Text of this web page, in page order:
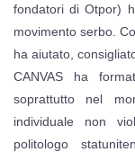
fondatori di Otpor)
movimento serbo.
ha aiutato,
CANVAS ha
soprattutto nel
individuale non
politologo